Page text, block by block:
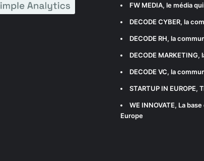
FW MEDIA, le média
DECODE CYBER, la
DECODE RH, la
DECODE MARKETING,
DECODE VC, la
STARTUP IN EUROPE,
WE INNOVATE, La
Europe